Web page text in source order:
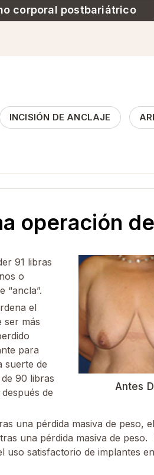
corporal postbariátrico
INCISIÓN DE ANCLAJE
operación
Antes
91 libras
o
“ancla”.
el
ser más
para
suerte de
90 libras
de
una pérdida masiva de peso,
una pérdida masiva de
satisfactorio de implantes